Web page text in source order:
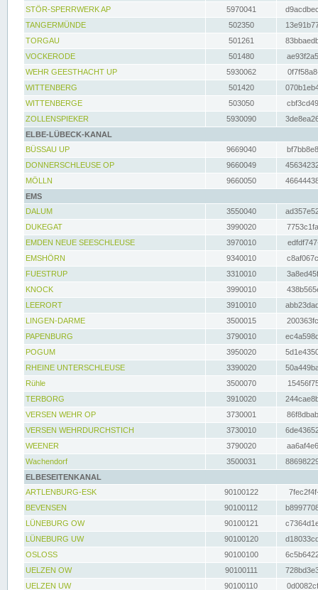
STÖR-SPERRWERK AP 5970041
TANGERMÜNDE
502350
TORGAU
501261
VOCKERODE
501480
WEHR GEESTHACHT UP
5930062
WITTENBERG
501420
WITTENBERGE
503050
ZOLLENSPIEKER
5930090
ELBE-LÜBECK-KANAL
BÜSSAU UP
9669040
DONNERSCHLEUSE OP
9660049
MÖLLN
9660050
EMS
DALUM
3550040
DUKEGAT
3990020
EMDEN NEUE SEESCHLEUSE
3970010
EMSHÖRN
9340010
FUESTRUP
3310010
KNOCK
3990010
LEERORT
3910010
LINGEN-DARME
3500015
PAPENBURG
3790010
POGUM
3950020
RHEINE UNTERSCHLEUSE
3390020
Rühle
3500070
TERBORG
3910020
VERSEN WEHR OP
3730001
VERSEN WEHRDURCHSTICH
3730010
WEENER
3790020
Wachendorf
3500031
ELBESEITENKANAL
ARTLENBURG-ESK
90100122
BEVENSEN
90100112
LÜNEBURG OW
90100121
LÜNEBURG UW
90100120
OSLOSS
90100100
UELZEN OW
90100111
UELZEN UW
90100110